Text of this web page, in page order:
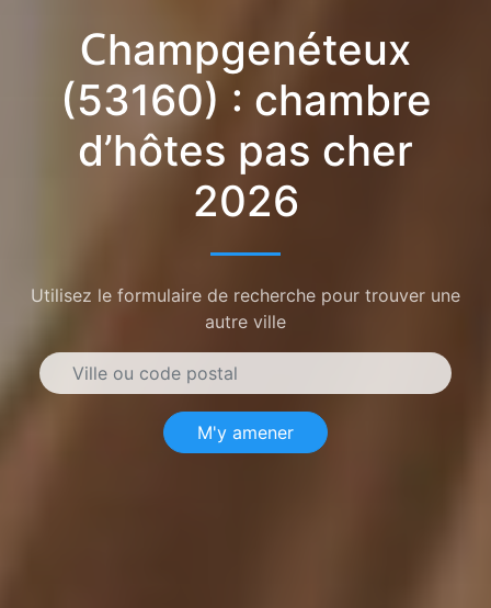
Champgenéteux
(53160) : chambre
d’hôtes pas cher
2026
Utilisez le formulaire de recherche pour trouver une
autre ville
M'y amener